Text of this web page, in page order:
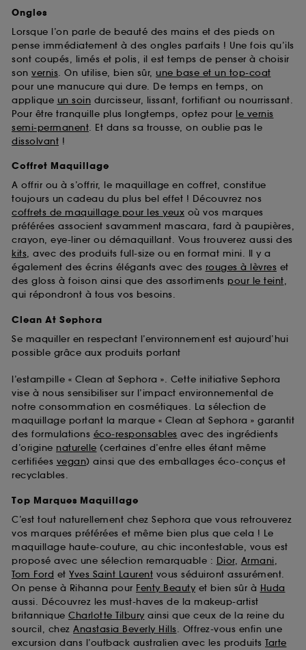
Ongles
Lorsque l’on parle de beauté des mains et des pieds on
pense immédiatement à des ongles parfaits ! Une fois qu’ils
sont coupés, limés et polis, il est temps de penser à choisir
son vernis. On utilise, bien sûr, une base et un top-coat
pour une manucure qui dure. De temps en temps, on
applique un soin durcisseur, lissant, fortifiant ou nourrissant.
Pour être tranquille plus longtemps, optez pour le vernis
semi-permanent. Et dans sa trousse, on oublie pas le
dissolvant !
Coffret Maquillage
A offrir ou à s’offrir, le maquillage en coffret, constitue
toujours un cadeau du plus bel effet ! Découvrez nos
coffrets de maquillage pour les yeux où vos marques
préférées associent savamment mascara, fard à paupières,
crayon, eye-liner ou démaquillant. Vous trouverez aussi des
kits, avec des produits full-size ou en format mini. Il y a
également des écrins élégants avec des rouges à lèvres et
des gloss à foison ainsi que des assortiments pour le teint,
qui répondront à tous vos besoins.
Clean At Sephora
Se maquiller en respectant l’environnement est aujourd’hui
possible grâce aux produits portant
l’estampille « Clean at Sephora ». Cette initiative Sephora
vise à nous sensibiliser sur l’impact environnemental de
notre consommation en cosmétiques. La sélection de
maquillage portant la marque « Clean at Sephora » garantit
des formulations éco-responsables avec des ingrédients
d’origine naturelle (certaines d’entre elles étant même
certifiées vegan) ainsi que des emballages éco-conçus et
recyclables.
Top Marques Maquillage
C’est tout naturellement chez Sephora que vous retrouverez
vos marques préférées et même bien plus que cela ! Le
maquillage haute-couture, au chic incontestable, vous est
proposé avec une sélection remarquable : Dior, Armani,
Tom Ford et Yves Saint Laurent vous séduiront assurément.
On pense à Rihanna pour Fenty Beauty et bien sûr à Huda
aussi. Découvrez les must-haves de la makeup-artist
britannique Charlotte Tilbury ainsi que ceux de la reine du
sourcil, chez Anastasia Beverly Hills. Offrez-vous enfin une
excursion dans l’outback australien avec les produits Tarte